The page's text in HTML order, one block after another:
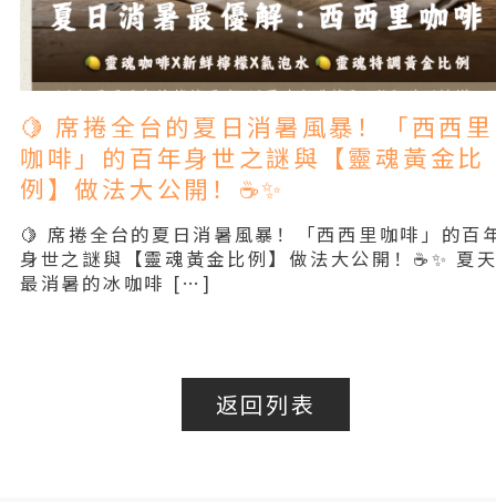
🍋 席捲全台的夏日消暑風暴！「西西里
咖啡」的百年身世之謎與【靈魂黃金比
例】做法大公開！☕✨
🍋 席捲全台的夏日消暑風暴！「西西里咖啡」的百
身世之謎與【靈魂黃金比例】做法大公開！☕✨ 夏
最消暑的冰咖啡 […]
返回列表